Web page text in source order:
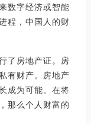
数字经济或智能
程，中国人的财
了房地产证。房
有财产。房地产
成为可能。在将
那么个人财富的